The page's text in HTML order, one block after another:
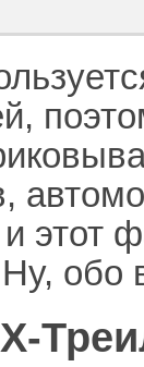
этот
обо